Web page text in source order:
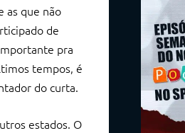
as que não
de
pra
tempos, é
do curta.
estados. O